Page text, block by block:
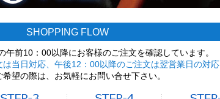
SHOPPING FLOW
午前10：00以降にお客様のご注文を確認しています。
当日対応、午後12：00以降のご注文は翌営業日の対応
希望の際は、お気軽にお問い合せ下さい。